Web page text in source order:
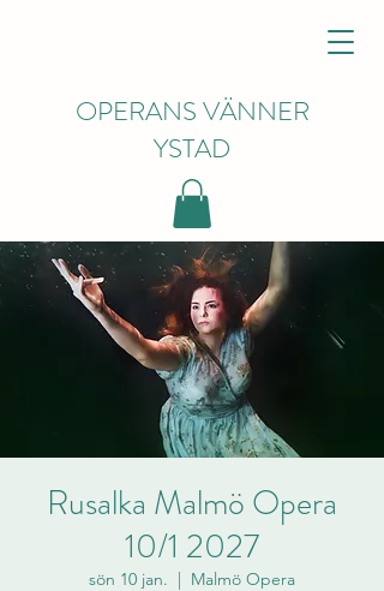
OPERANS VÄNNER
YSTAD
Rusalka Malmö Opera
10/1 2027
sön 10 jan.
  |
Malmö Opera